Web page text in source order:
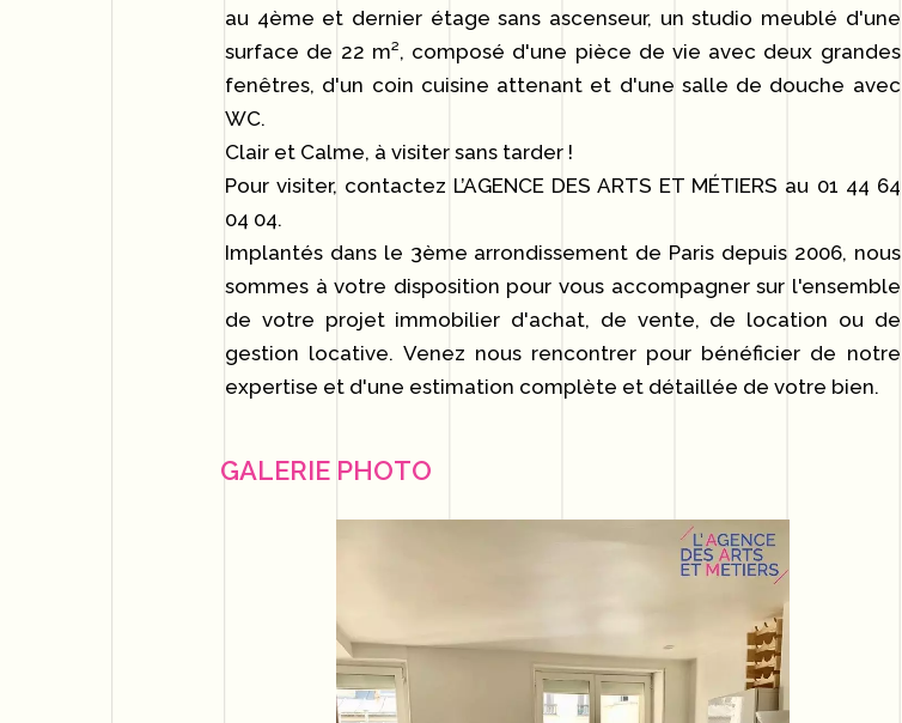
au 4ème et dernier étage sans ascenseur, un studio meublé d'une
surface de 22 m², composé d'une pièce de vie avec deux grandes
fenêtres, d'un coin cuisine attenant et d'une salle de douche avec
WC.
Clair et Calme, à visiter sans tarder !
Pour visiter, contactez L’AGENCE DES ARTS ET MÉTIERS au 01 44 64
04 04.
Implantés dans le 3ème arrondissement de Paris depuis 2006, nous
sommes à votre disposition pour vous accompagner sur l'ensemble
de votre projet immobilier d'achat, de vente, de location ou de
gestion locative. Venez nous rencontrer pour bénéficier de notre
expertise et d'une estimation complète et détaillée de votre bien.
GALERIE PHOTO